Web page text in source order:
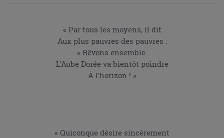
« Par tous les moyens, il dit
Aux plus pauvres des pauvres :
« Rêvons ensemble.
L’Aube Dorée va bientôt poindre
À l’horizon ! »
« Quiconque désire sincèrement